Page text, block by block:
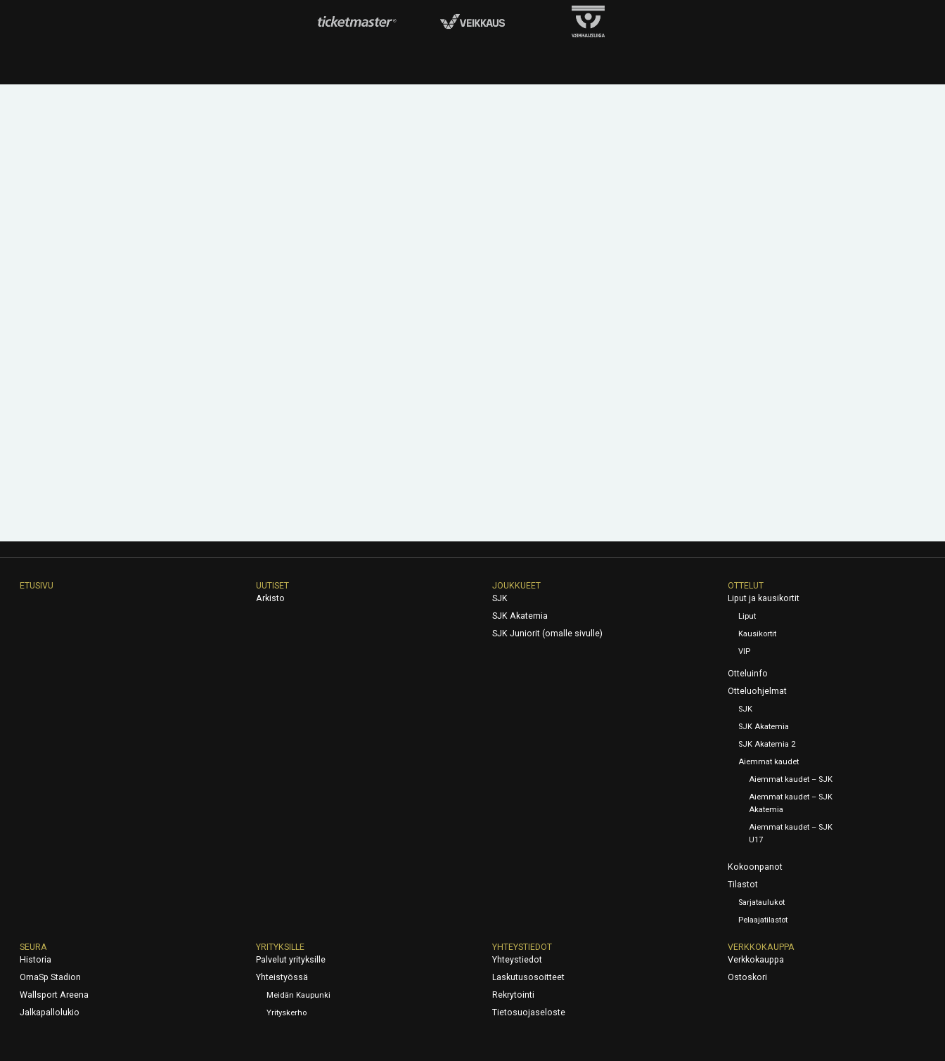
ETUSIVU
UUTISET
Arkisto
JOUKKUEET
SJK
SJK Akatemia
SJK Juniorit (omalle sivulle)
OTTELUT
Liput ja kausikortit
Liput
Kausikortit
VIP
Otteluinfo
Otteluohjelmat
SJK
SJK Akatemia
SJK Akatemia 2
Aiemmat kaudet
Aiemmat kaudet – SJK
Aiemmat kaudet – SJK
Akatemia
Aiemmat kaudet – SJK
U17
Kokoonpanot
Tilastot
Sarjataulukot
Pelaajatilastot
SEURA
Historia
OmaSp Stadion
Wallsport Areena
Jalkapallolukio
YRITYKSILLE
Palvelut yrityksille
Yhteistyössä
Meidän Kaupunki
Yrityskerho
YHTEYSTIEDOT
Yhteystiedot
Laskutusosoitteet
Rekrytointi
Tietosuojaseloste
VERKKOKAUPPA
Verkkokauppa
Ostoskori